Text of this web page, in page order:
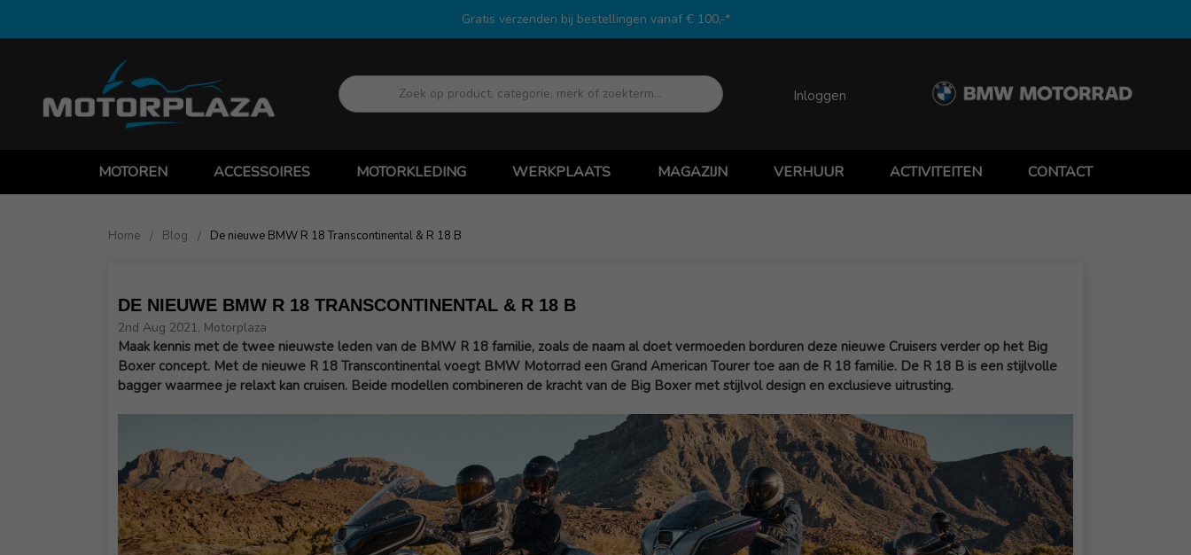
Gratis verzenden bij bestellingen vanaf € 100,-*
Zoek
Inloggen
MOTOREN ACCESSOIRES MOTORKLEDING WERKPLAATS MAGAZIJN VERHUUR ACTIVITEITEN CONTACT
Home Blog De nieuwe BMW R 18 Transcontinental & R 18 B
DE NIEUWE BMW R 18 TRANSCONTINENTAL & R 18 B
2nd Aug 2021, Motorplaza
Maak kennis met de twee nieuwste leden van de BMW R 18 familie, zoals de naam al doet vermoeden borduren deze nieuwe Cruisers verder op het Big
Boxer concept. Met de nieuwe R 18 Transcontinental voegt BMW Motorrad een Grand American Tourer toe aan de R 18 familie. De R 18 B is een stijlvolle
bagger waarmee je relaxt kan cruisen. Beide modellen combineren de kracht van de Big Boxer met stijlvol design en exclusieve uitrusting.